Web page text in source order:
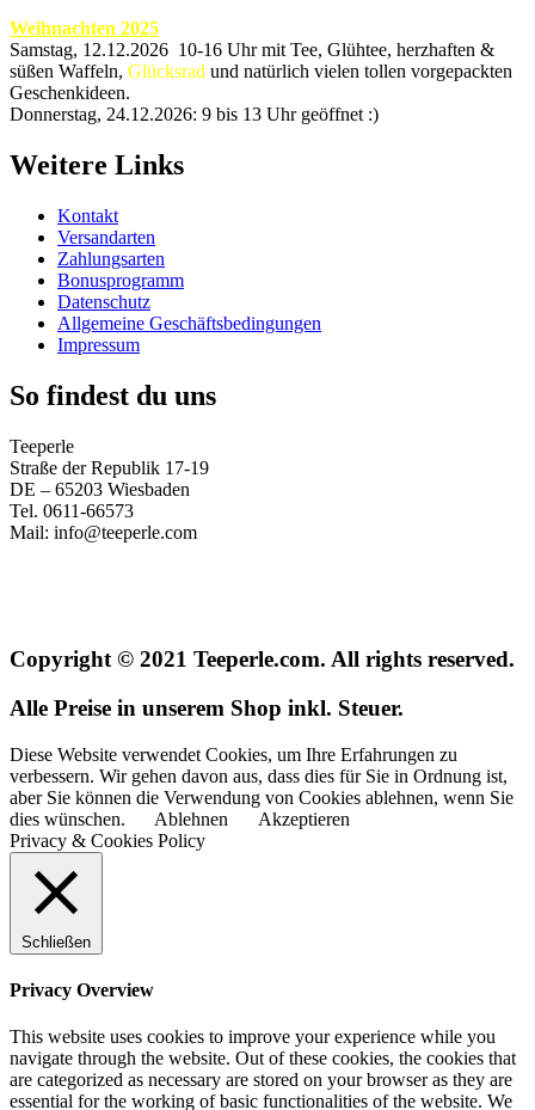
Weihnachten 2025
Samstag, 12.12.2026 10-16 Uhr mit Tee, Glühtee, herzhaften &
süßen Waffeln, Glücksrad und natürlich vielen tollen vorgepackten
Geschenkideen.
Donnerstag, 24.12.2026: 9 bis 13 Uhr geöffnet :)
Weitere Links
Kontakt
Versandarten
Zahlungsarten
Bonusprogramm
Datenschutz
Allgemeine Geschäftsbedingungen
Impressum
So findest du uns
Teeperle
Straße der Republik 17-19
DE – 65203 Wiesbaden
Tel. 0611-66573
Mail: info@teeperle.com
Copyright © 2021 Teeperle.com. All rights reserved.
Alle Preise in unserem Shop inkl. Steuer.
Diese Website verwendet Cookies, um Ihre Erfahrungen zu
verbessern. Wir gehen davon aus, dass dies für Sie in Ordnung ist,
aber Sie können die Verwendung von Cookies ablehnen, wenn Sie
dies wünschen.
Ablehnen
Akzeptieren
Privacy & Cookies Policy
Schließen
Privacy Overview
This website uses cookies to improve your experience while you
navigate through the website. Out of these cookies, the cookies that
are categorized as necessary are stored on your browser as they are
essential for the working of basic functionalities of the website. We